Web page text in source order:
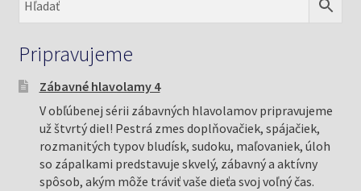
Pripravujeme
Zábavné hlavolamy 4
V obľúbenej sérii zábavných hlavolamov pripravujeme
už štvrtý diel! Pestrá zmes doplňovačiek, spájačiek,
rozmanitých typov bludísk, sudoku, maľovaniek, úloh
so zápalkami predstavuje skvelý, zábavný a aktívny
spôsob, akým môže tráviť vaše dieťa svoj voľný čas.